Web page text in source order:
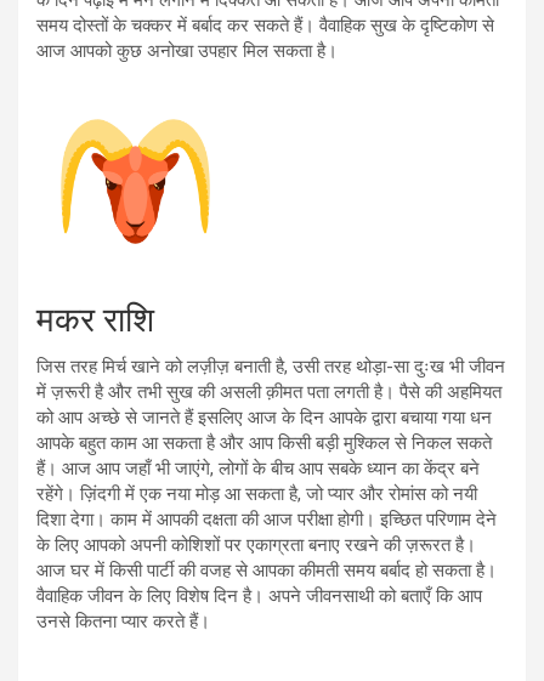
समय दोस्तों के चक्कर में बर्बाद कर सकते हैं। वैवाहिक सुख के दृष्टिकोण से
आज आपको कुछ अनोखा उपहार मिल सकता है।
मकर राशि
जिस तरह मिर्च खाने को लज़ीज़ बनाती है, उसी तरह थोड़ा-सा दुःख भी जीवन
में ज़रूरी है और तभी सुख की असली क़ीमत पता लगती है। पैसे की अहमियत
को आप अच्छे से जानते हैं इसलिए आज के दिन आपके द्वारा बचाया गया धन
आपके बहुत काम आ सकता है और आप किसी बड़ी मुश्किल से निकल सकते
हैं। आज आप जहाँ भी जाएंगे, लोगों के बीच आप सबके ध्यान का केंद्र बने
रहेंगे। ज़िंदगी में एक नया मोड़ आ सकता है, जो प्यार और रोमांस को नयी
दिशा देगा। काम में आपकी दक्षता की आज परीक्षा होगी। इच्छित परिणाम देने
के लिए आपको अपनी कोशिशों पर एकाग्रता बनाए रखने की ज़रूरत है।
आज घर में किसी पार्टी की वजह से आपका कीमती समय बर्बाद हो सकता है।
वैवाहिक जीवन के लिए विशेष दिन है। अपने जीवनसाथी को बताएँ कि आप
उनसे कितना प्यार करते हैं।